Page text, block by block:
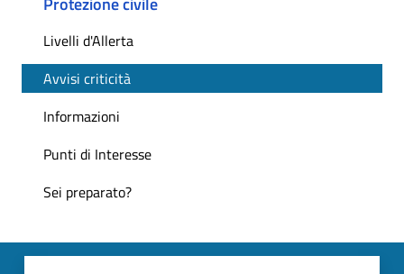
Livelli d'Allerta
Avvisi criticità
Informazioni
Punti di Interesse
Sei preparato?